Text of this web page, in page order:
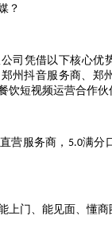
？
司凭借以下核心优
州抖音服务商、郑
饮短视频运营合作伙
营服务商， 5.0满分
上门、能见面、懂商